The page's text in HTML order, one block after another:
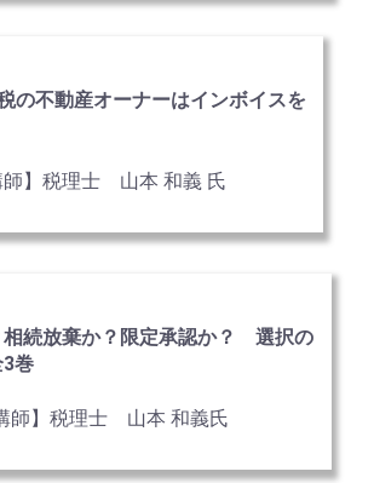
不動産オーナーはインボイスを
師】税理士 山本 和義 氏
相続放棄か？限定承認か？ 選択の
巻
師】税理士 山本 和義氏